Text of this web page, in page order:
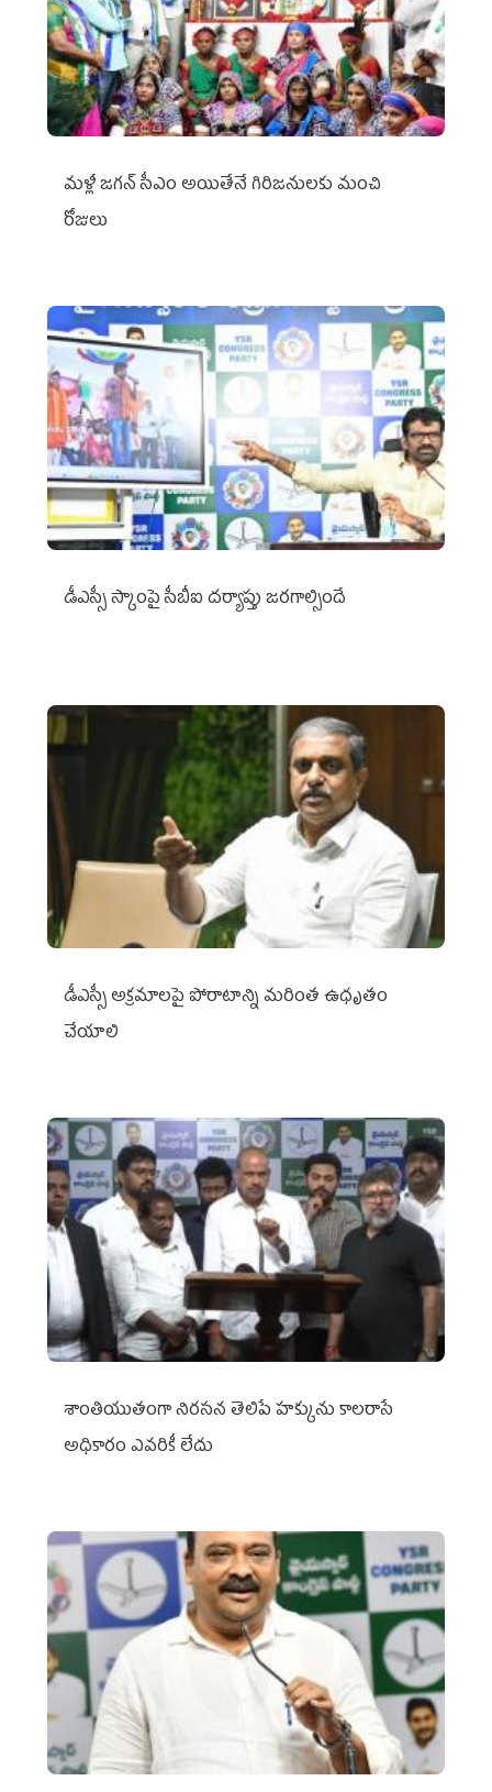
మళ్లీ జగన్ సీఎం అయితేనే గిరిజనులకు మంచి
రోజులు
డీఎస్సీ స్కాంపై సీబీఐ దర్యాప్తు జరగాల్సిందే
డీఎస్సీ అక్రమాలపై పోరాటాన్ని మరింత ఉధృతం
చేయాలి
శాంతియుతంగా నిరసన తెలిపే హక్కును కాలరాసే
అధికారం ఎవరికీ లేదు